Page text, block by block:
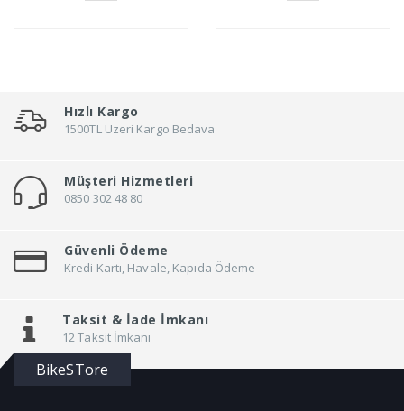
Hızlı Kargo
1500TL Üzeri Kargo Bedava
Müşteri Hizmetleri
0850 302 48 80
Güvenli Ödeme
Kredi Kartı, Havale, Kapıda Ödeme
Taksit & İade İmkanı
12 Taksit İmkanı
BikeSTore